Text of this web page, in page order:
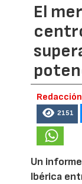
El
2151
Un
Ibérica